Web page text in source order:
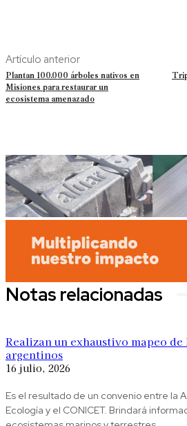
Artículo anterior
Plantan 100.000 árboles nativos en
Misiones para restaurar un
ecosistema amenazado
Notas relacionadas
Realizan un exhaustivo mapeo de
argentinos
16 julio, 2026
Es el resultado de un convenio entre la
Ecología y el CONICET. Brindará